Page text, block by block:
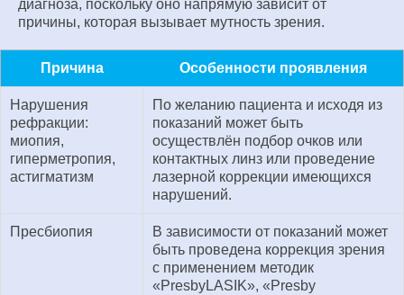
диагноза, поскольку оно напрямую зависит от
причины, которая вызывает мутность зрения.
Причина Особенности проявления
Нарушения
рефракции:
миопия,
гиперметропия,
астигматизм
По желанию пациента и исходя из
показаний может быть
осуществлён подбор очков или
контактных линз или проведение
лазерной коррекции имеющихся
нарушений.
Пресбиопия
В зависимости от показаний может
быть проведена коррекция зрения
с применением методик
«PresbyLASIK», «Presby